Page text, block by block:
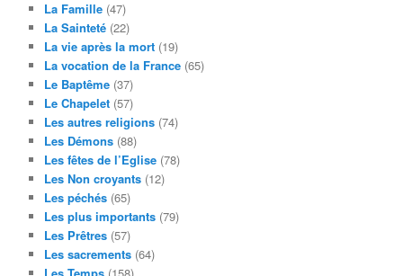
La Famille (47)
La Sainteté (22)
La vie après la mort (19)
La vocation de la France (65)
Le Baptême (37)
Le Chapelet (57)
Les autres religions (74)
Les Démons (88)
Les fêtes de l’Eglise (78)
Les Non croyants (12)
Les péchés (65)
Les plus importants (79)
Les Prêtres (57)
Les sacrements (64)